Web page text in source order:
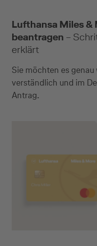
Lufthansa Miles &
beantragen –
erklärt
Sie möchten es
verständlich und im
Antrag.